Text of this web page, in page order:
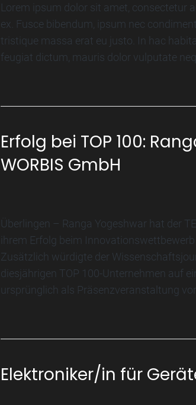
Lorem ipsum dolor sit amet, consectetur
ex. Fusce bibendum, ipsum nec
tristique massa erat eu justo. In hac
feugiat dictum, mauris dolor vulputate
Erfolg bei TOP 100:
WORBIS GmbH
Überlingen – Ranga Yogeshwar hat der
ihrem Erfolg beim
Zusätzlich würdigte der
diesjährigen TOP 100-Unternehmen auf
ursprünglich als Präsenzveranstaltung
Elektroniker/in für